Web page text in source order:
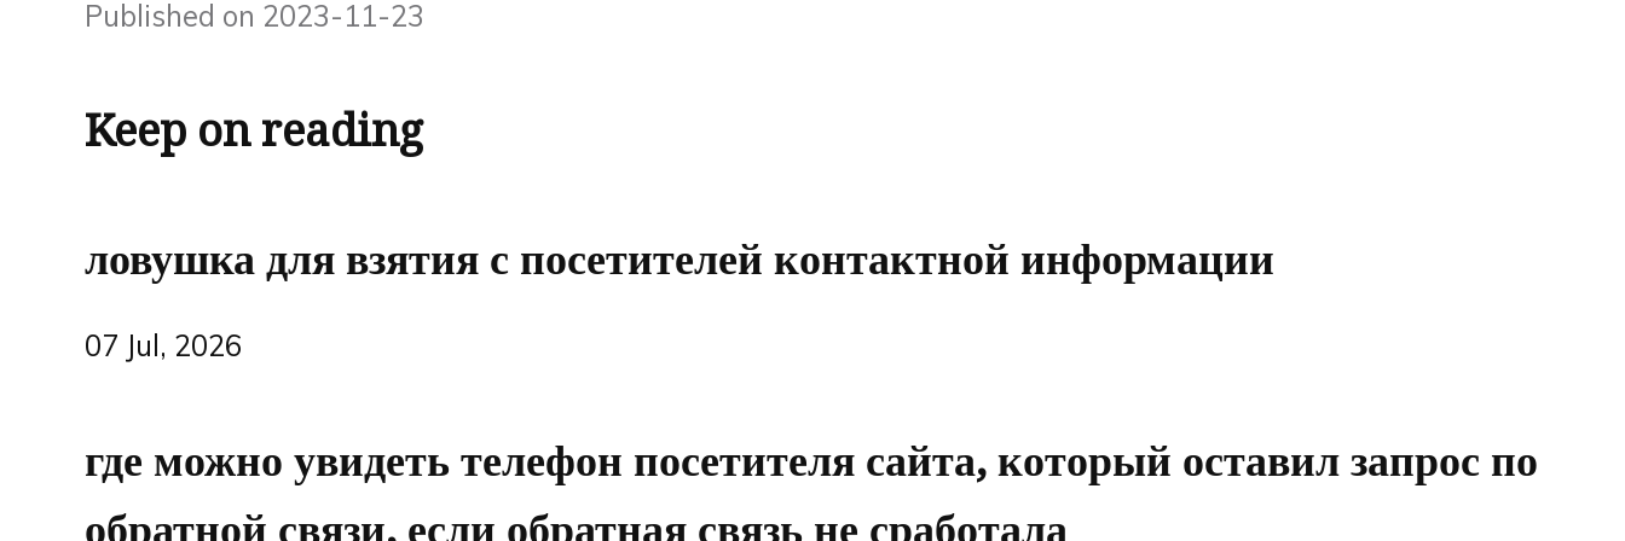
Published on 2023-11-23
Keep on reading
ловушка для взятия с посетителей контактной информации
07 Jul, 2026
где можно увидеть телефон посетителя сайта, который оставил запрос по
обратной связи, если обратная связь не сработала